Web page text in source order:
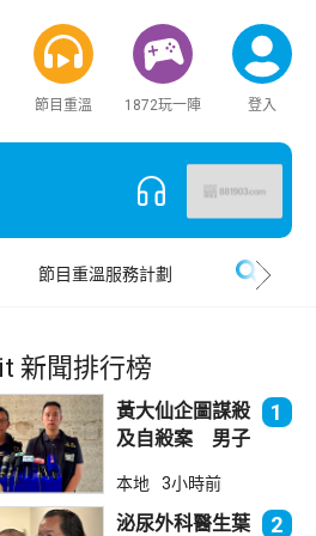
節目重溫 1872玩一陣 登入
節目重溫服務計劃
新聞排行榜
黃大仙企圖謀殺
及自殺案 男子
墮樓亡
1
本地 3小時前
泌尿外科醫生葉 2